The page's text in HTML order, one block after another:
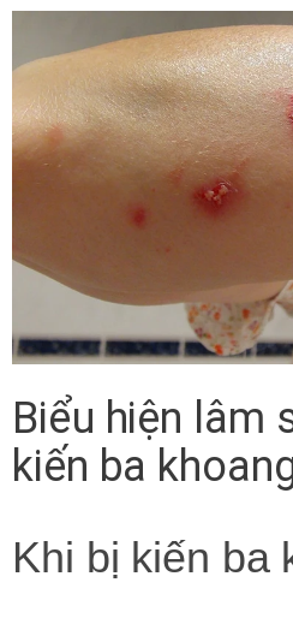
Biểu hiện lâm
kiến ba
Khi bị kiến ba